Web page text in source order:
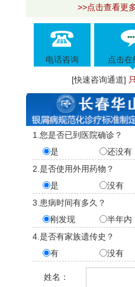
>>点击查看更
电话咨询 点击在
[快速咨询通道]
1.您是否已到医院确诊？
是
还没有
2.是否使用外用药物？
是
没有
3.患病时间有多久？
刚发现
半年内
4.是否有家族遗传史？
有
没有
姓名：